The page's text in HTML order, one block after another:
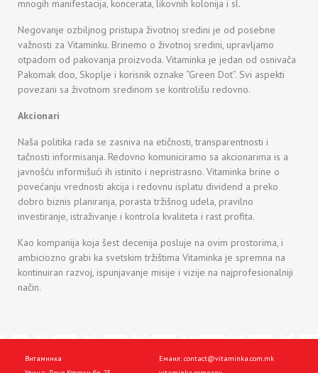
mnogih manifestacija, koncerata, likovnih kolonija i sl.
Negovanje ozbiljnog pristupa životnoj sredini je od posebne
važnosti za Vitaminku. Brinemo o životnoj sredini, upravljamo
otpadom od pakovanja proizvoda. Vitaminka je jedan od osnivača
Pakomak doo, Skoplje i korisnik oznake “Green Dot”. Svi aspekti
povezani sa životnom sredinom se kontrolišu redovno.
Аkcionari
Naša politika rada se zasniva na etičnosti, transparentnosti i
tačnosti informisanja. Redovno komuniciramo sa akcionarima is a
javnošću informišući ih istinito i nepristrasno. Vitaminka brine o
povećanju vrednosti akcija i redovnu isplatu dividend a preko
dobro biznis planiranja, porasta tržišnog udela, pravilno
investiranje, istraživanje i kontrola kvaliteta i rast profita.
Kao kompanija koja šest decenija posluje na ovim prostorima, i
ambiciozno grabi ka svetskim tržištima Vitaminka je spremna na
kontinuiran razvoj, ispunjavanje misije i vizije na najprofesionalniji
način.
Витаминка
Емаил: contact@vitaminka.com.mk